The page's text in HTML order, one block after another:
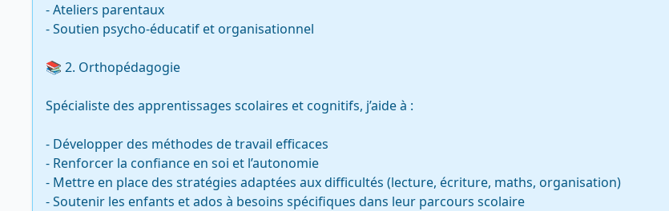
- Ateliers parentaux
- Soutien psycho-éducatif et organisationnel
📚 2. Orthopédagogie
Spécialiste des apprentissages scolaires et cognitifs, j’aide à :
- Développer des méthodes de travail efficaces
- Renforcer la confiance en soi et l’autonomie
- Mettre en place des stratégies adaptées aux difficultés (lecture, écriture, maths, organisation)
- Soutenir les enfants et ados à besoins spécifiques dans leur parcours scolaire